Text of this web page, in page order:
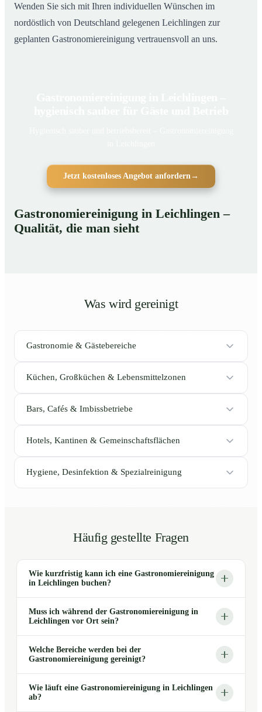
Wenden Sie sich mit Ihren individuellen Wünschen im
nordöstlich von Deutschland gelegenen Leichlingen zur
geplanten Gastronomiereinigung vertrauensvoll an uns.
Jetzt kostenloses Angebot anfordern →
Gastronomiereinigung in Leichlingen –
Qualität, die man sieht
Was wird gereinigt
Gastronomie & Gästebereiche
Küchen, Großküchen & Lebensmittelzonen
Bars, Cafés & Imbissbetriebe
Hotels, Kantinen & Gemeinschaftsflächen
Hygiene, Desinfektion & Spezialreinigung
Häufig gestellte Fragen
Wie kurzfristig kann ich eine Gastronomiereinigung
in Leichlingen buchen?
Muss ich während der Gastronomiereinigung in
Leichlingen vor Ort sein?
Welche Bereiche werden bei der
Gastronomiereinigung gereinigt?
Wie läuft eine Gastronomiereinigung in Leichlingen
ab?